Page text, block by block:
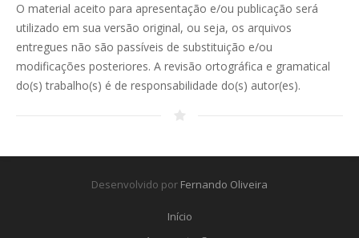
O material aceito para apresentação e/ou publicação será
utilizado em sua versão original, ou seja, os arquivos
entregues não são passíveis de substituição e/ou
modificações posteriores. A revisão ortográfica e gramatical
do(s) trabalho(s) é de responsabilidade do(s) autor(es).
Desenvolvido por Fernando Oliveira
Início